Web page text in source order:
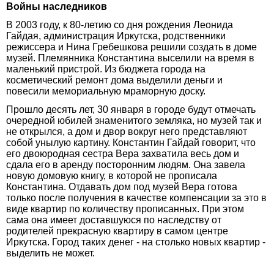
Войны наследников
В 2003 году, к 80-летию со дня рождения Леонида
Гайдая, администрация Иркутска, родственники
режиссера и Нина Гребешкова решили создать в доме
музей. Племянника Константина выселили на время в
маленький пристрой. Из бюджета города на
косметический ремонт дома выделили деньги и
повесили мемориальную мраморную доску.
Прошло десять лет, 30 января в городе будут отмечать
очередной юбилей знаменитого земляка, но музей так и
не открылся, а дом и двор вокруг него представляют
собой унылую картину. Константин Гайдай говорит, что
его двоюродная сестра Вера захватила весь дом и
сдала его в аренду посторонним людям. Она завела
новую домовую книгу, в которой не прописала
Константина. Отдавать дом под музей Вера готова
только после получения в качестве компенсации за это в
виде квартир по количеству прописанных. При этом
сама она имеет доставшуюся по наследству от
родителей прекрасную квартиру в самом центре
Иркутска. Город таких денег - на столько новых квартир -
выделить не может.